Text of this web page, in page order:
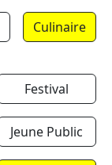
Culinaire
Festival
Jeune Public